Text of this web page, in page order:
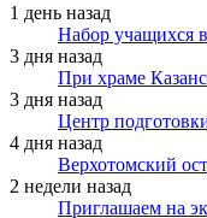
1 день назад
Набор учащихся
3 дня назад
При храме
3 дня назад
Центр
4 дня назад
Верхотомский
2 недели назад
Приглашаем на